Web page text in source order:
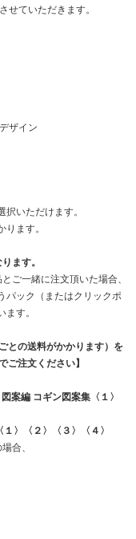
せていただきます。
ザイン
いただけます。
ます。
ます。
ご一緒に注文頂いた場合、
パック（またはクリックポ
す。
との送料がかかります）を
ご注文ください】
図案編 コギン図案集 〈１〉
〈１〉 〈２〉 〈３〉
〈４〉
合、